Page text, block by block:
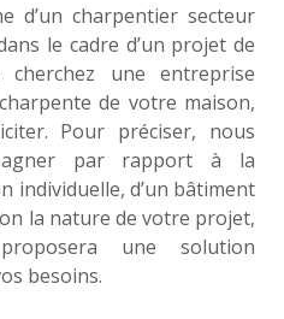
d’un charpentier secteur
le cadre d’un projet de
une entreprise
de votre maison,
Pour préciser, nous
par rapport à la
individuelle, d’un bâtiment
la nature de votre projet,
une solution
besoins.